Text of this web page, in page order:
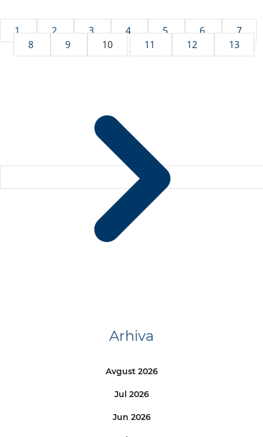
1 2 3 4 5 6
7
8
9 10 11 12 13
Arhiva
Avgust 2026
Jul 2026
Jun 2026